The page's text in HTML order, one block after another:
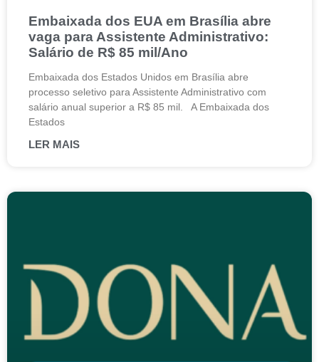
Embaixada dos EUA em Brasília abre
vaga para Assistente Administrativo:
Salário de R$ 85 mil/Ano
Embaixada dos Estados Unidos em Brasília abre
processo seletivo para Assistente Administrativo com
salário anual superior a R$ 85 mil. A Embaixada dos
Estados
LER MAIS